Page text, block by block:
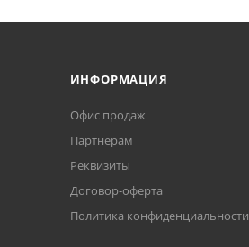
ИНФОРМАЦИЯ
Офис продаж
Партнёрам
Реквизиты
Договор-оферта
Политика конфиденциальности